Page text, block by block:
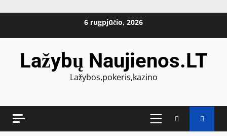
6 rugpjūčio, 2026
Lažybų Naujienos.LT
Lažybos,pokeris,kazino